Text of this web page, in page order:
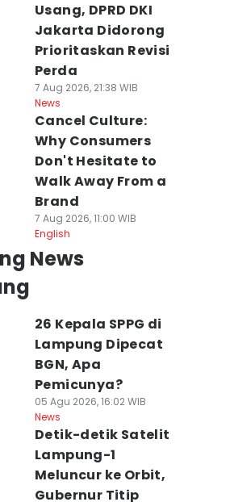
Usang, DPRD DKI
Jakarta Didorong
Prioritaskan Revisi
Perda
7 Aug 2026, 21:38 WIB
News
Cancel Culture:
Why Consumers
Don't Hesitate to
Walk Away From a
Brand
7 Aug 2026, 11:00 WIB
English
News
26 Kepala SPPG di
Lampung Dipecat
BGN, Apa
Pemicunya?
05 Agu 2026, 16:02 WIB
News
Detik-detik Satelit
Lampung-1
Meluncur ke Orbit,
Gubernur Titip